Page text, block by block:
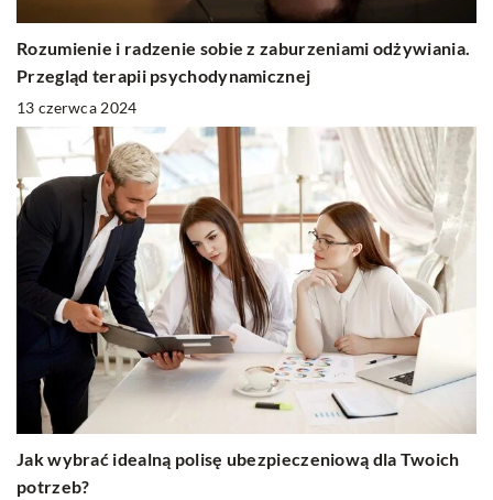
Rozumienie i radzenie sobie z zaburzeniami odżywiania.
Przegląd terapii psychodynamicznej
13 czerwca 2024
Jak wybrać idealną polisę ubezpieczeniową dla Twoich
potrzeb?